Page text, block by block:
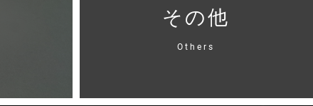
その他
Others